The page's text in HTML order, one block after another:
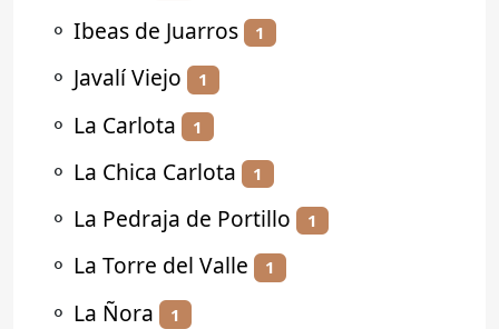
⚬ Ibeas de Juarros 1
⚬ Javalí Viejo 1
⚬ La Carlota 1
⚬ La Chica Carlota 1
⚬ La Pedraja de Portillo 1
⚬ La Torre del Valle 1
⚬ La Ñora 1